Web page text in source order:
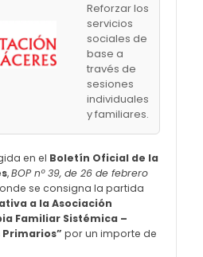
Reforzar los
servicios
sociales de
base a
través de
sesiones
individuales
y familiares.
en el Boletín Oficial de la
,BOP nº 39, de 26 de febrero
se consigna la partida
a la Asociación
Familiar Sistémica –
por un importe de